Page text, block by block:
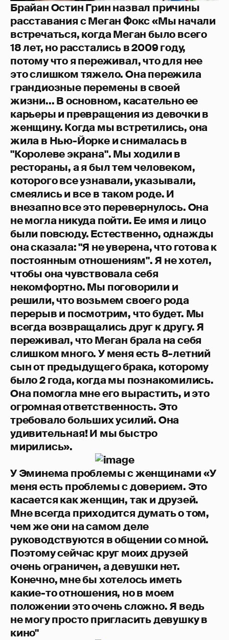
Брайан Остин Грин назвал причины
расставания с Меган Фокс «Мы начали
встречаться, когда Меган было всего
18 лет, но расстались в 2009 году,
потому что я переживал, что для нее
это слишком тяжело. Она пережила
грандиозные перемены в своей
жизни... В основном, касательно ее
карьеры и превращения из девочки в
женщину. Когда мы встретились, она
жила в Нью-Йорке и снималась в
"Королеве экрана". Мы ходили в
рестораны, а я был тем человеком,
которого все узнавали, указывали,
смеялись и все в таком роде. И
внезапно все это перевернулось. Она
не могла никуда пойти. Ее имя и лицо
были повсюду. Естественно, однажды
она сказала: "Я не уверена, что готова к
постоянным отношениям". Я не хотел,
чтобы она чувствовала себя
некомфортно. Мы поговорили и
решили, что возьмем своего рода
перерыв и посмотрим, что будет. Мы
всегда возвращались друг к другу. Я
переживал, что Меган брала на себя
слишком много. У меня есть 8-летний
сын от предыдущего брака, которому
было 2 года, когда мы познакомились.
Она помогла мне его вырастить, и это
огромная ответственность. Это
требовало больших усилий. Она
удивительная! И мы быстро
мирились».
У Эминема проблемы с женщинами «У
меня есть проблемы с доверием. Это
касается как женщин, так и друзей.
Мне всегда приходится думать о том,
чем же они на самом деле
руководствуются в общении со мной.
Поэтому сейчас круг моих друзей
очень ограничен, а девушки нет.
Конечно, мне бы хотелось иметь
какие-то отношения, но в моем
положении это очень сложно. Я ведь
не могу просто пригласить девушку в
кино"